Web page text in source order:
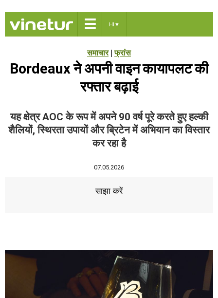
☰ HI ▼
समाचार|फ्रांस
Bordeaux ने अपनी वाइन कायापलट की
रफ्तार बढ़ाई
यह क्षेत्र AOC के रूप में अपने 90 वर्ष पूरे करते हुए हल्की
शैलियों, स्थिरता उपायों और ब्रिटेन में अभियान का विस्तार
कर रहा है
07.05.2026
साझा करें